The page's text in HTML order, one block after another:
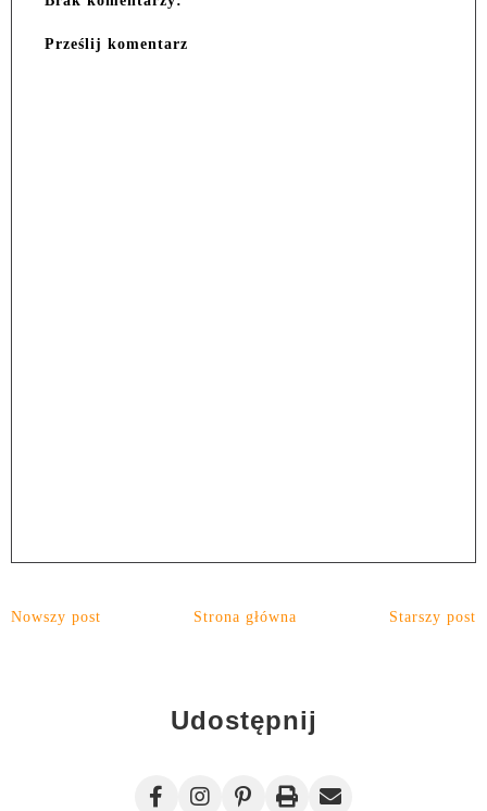
Prześlij komentarz
Nowszy post Starszy post
Strona główna
Udostępnij